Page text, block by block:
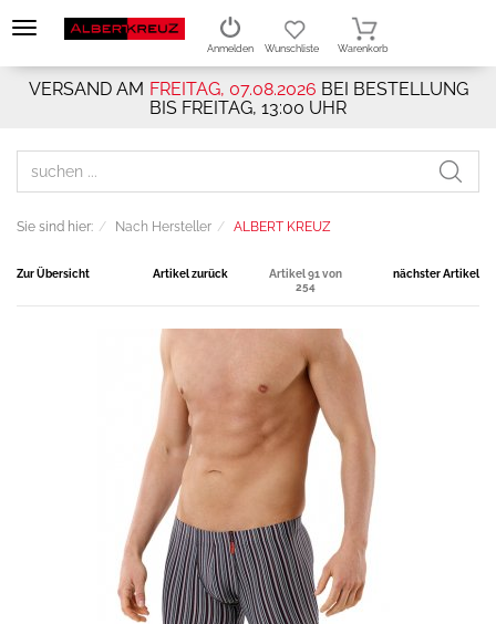
VERSAND AM FREITAG, 07.08.2026 BEI BESTELLUNG
BIS FREITAG, 13:00 UHR
Anmelden Wunschliste Warenkorb
Sie sind hier: Nach Hersteller ALBERT KREUZ
Zur Übersicht Artikel zurück
Artikel 91 von
254
nächster Artikel